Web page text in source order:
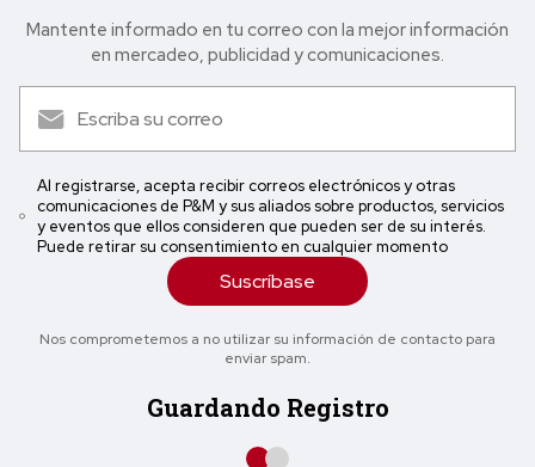
Mantente informado en tu correo con la mejor in formación
en mercadeo, publicidad y comunicaciones.
Al registrarse, acepta recibir correos electrónicos y otras
comunicaciones de P&M y sus aliados sobre productos, servicios
y eventos que ellos consideren que pueden ser de su interés.
Puede retirar su consentimiento en cualquier momento
Suscríbase
Nos comprometemos a no utilizar su información de contacto para
enviar spam.
Guardando Registro